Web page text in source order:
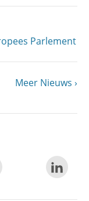
Parlement
Volgende
Meer Nieuws